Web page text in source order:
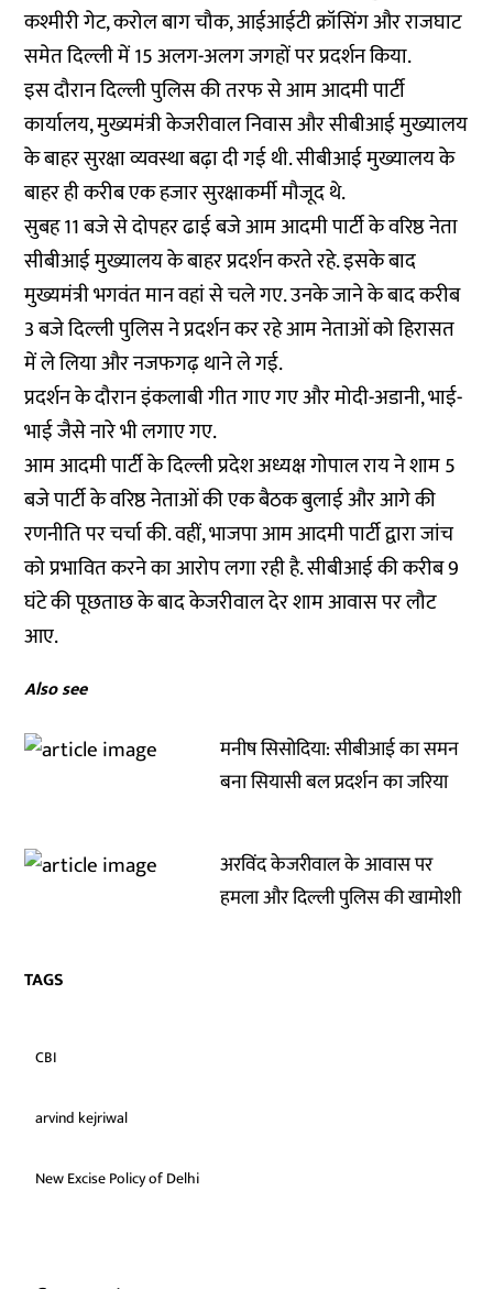
कश्मीरी गेट, करोल बाग चौक, आईआईटी क्रॉसिंग और राजघाट
समेत दिल्ली में 15 अलग-अलग जगहों पर प्रदर्शन किया.
इस दौरान दिल्ली पुलिस की तरफ से आम आदमी पार्टी
कार्यालय, मुख्यमंत्री केजरीवाल निवास और सीबीआई मुख्यालय
के बाहर सुरक्षा व्यवस्था बढ़ा दी गई थी. सीबीआई मुख्यालय के
बाहर ही करीब एक हजार सुरक्षाकर्मी मौजूद थे.
सुबह 11 बजे से दोपहर ढाई बजे आम आदमी पार्टी के वरिष्ठ नेता
सीबीआई मुख्यालय के बाहर प्रदर्शन करते रहे. इसके बाद
मुख्यमंत्री भगवंत मान वहां से चले गए. उनके जाने के बाद करीब
3 बजे दिल्ली पुलिस ने प्रदर्शन कर रहे आम नेताओं को हिरासत
में ले लिया और नजफगढ़ थाने ले गई.
प्रदर्शन के दौरान इंकलाबी गीत गाए गए और मोदी-अडानी, भाई-
भाई जैसे नारे भी लगाए गए.
आम आदमी पार्टी के दिल्ली प्रदेश अध्यक्ष गोपाल राय ने शाम 5
बजे पार्टी के वरिष्ठ नेताओं की एक बैठक बुलाई और आगे की
रणनीति पर चर्चा की. वहीं, भाजपा आम आदमी पार्टी द्वारा जांच
को प्रभावित करने का आरोप लगा रही है. सीबीआई की करीब 9
घंटे की पूछताछ के बाद केजरीवाल देर शाम आवास पर लौट
आए.
Also see
मनीष सिसोदिया: सीबीआई का समन
बना सियासी बल प्रदर्शन का जरिया
अरविंद केजरीवाल के आवास पर
हमला और दिल्ली पुलिस की खामोशी
TAGS
CBI
arvind kejriwal
New Excise Policy of Delhi